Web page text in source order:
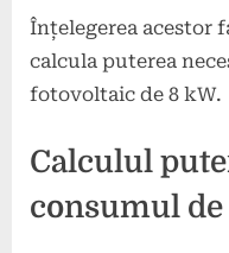
Înțelegerea acestor
calcula puterea
fotovoltaic de 8 kW.
Calculul
consumul